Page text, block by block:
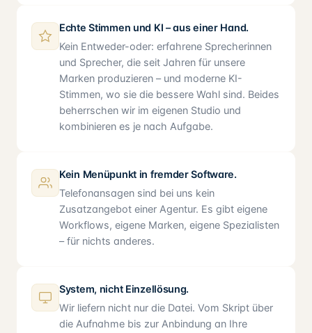
Echte Stimmen und KI – aus einer Hand.
Kein Entweder-oder: erfahrene Sprecherinnen
und Sprecher, die seit Jahren für unsere
Marken produzieren – und moderne KI-
Stimmen, wo sie die bessere Wahl sind. Beides
beherrschen wir im eigenen Studio und
kombinieren es je nach Aufgabe.
Kein Menüpunkt in fremder Software.
Telefonansagen sind bei uns kein
Zusatzangebot einer Agentur. Es gibt eigene
Workflows, eigene Marken, eigene Spezialisten
– für nichts anderes.
System, nicht Einzellösung.
Wir liefern nicht nur die Datei. Vom Skript über
die Aufnahme bis zur Anbindung an Ihre